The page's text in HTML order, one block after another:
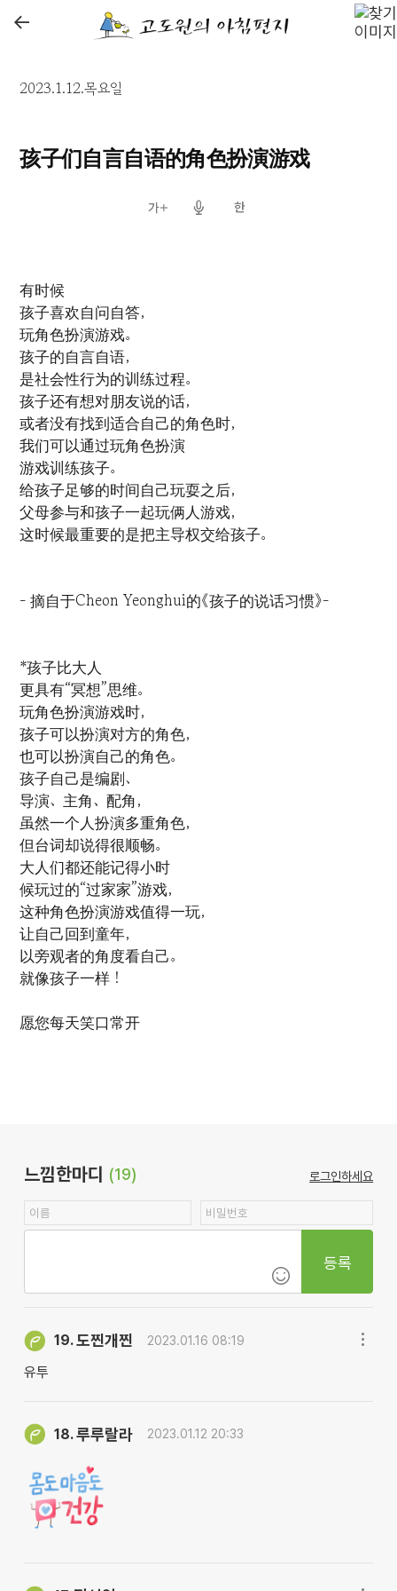
←
2023.1.12.목요일
孩子们自言自语的角色扮演游戏
有时候
孩子喜欢自问自答，
玩角色扮演游戏。
孩子的自言自语，
是社会性行为的训练过程。
孩子还有想对朋友说的话，
或者没有找到适合自己的角色时，
我们可以通过玩角色扮演
游戏训练孩子。
给孩子足够的时间自己玩耍之后，
父母参与和孩子一起玩俩人游戏，
这时候最重要的是把主导权交给孩子。
- 摘自于Cheon Yeonghui的《孩子的说话习惯》-
*孩子比大人
更具有“冥想”思维。
玩角色扮演游戏时，
孩子可以扮演对方的角色，
也可以扮演自己的角色。
孩子自己是编剧、
导演、主角、配角，
虽然一个人扮演多重角色，
但台词却说得很顺畅。
大人们都还能记得小时
候玩过的“过家家”游戏，
这种角色扮演游戏值得一玩，
让自己回到童年，
以旁观者的角度看自己。
就像孩子一样！
愿您每天笑口常开
느낌한마디 (19) 로그인하세요
등록
19.도찐개찐 2023.01.16 08:19
유투
18.루루랄라 2023.01.12 20:33